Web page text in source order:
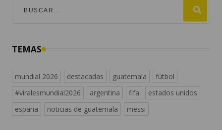
TEMAS
mundial 2026 destacadas guatemala
fútbol
#viralesmundial2026
argentina fifa
estados unidos
españa
noticias de guatemala messi